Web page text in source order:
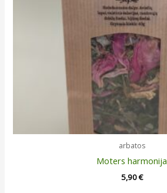
arbatos
Moters harmonija
5,90€